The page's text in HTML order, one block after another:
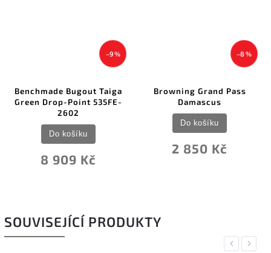
–9 %
Benchmade Bugout Taiga
Green Drop-Point 535FE-
2602
8 909 Kč
Do košíku
–8 %
Browning Grand Pass
Damascus
2 850 Kč
Do košíku
SOUVISEJÍCÍ PRODUKTY
Previous
Next